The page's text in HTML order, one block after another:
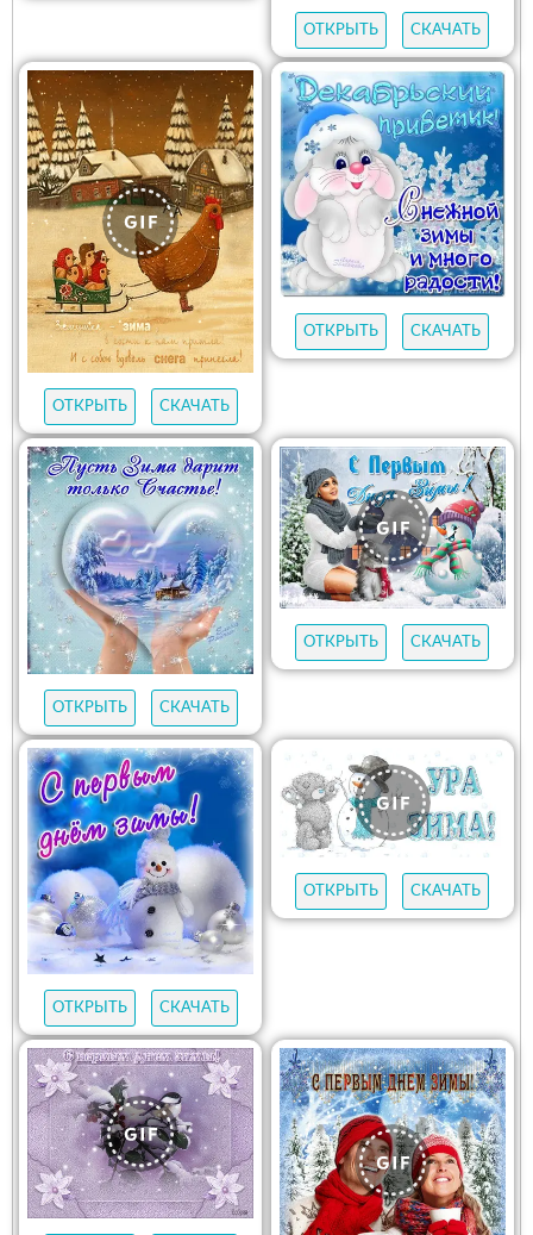
ОТКРЫТЬ СКАЧАТЬ
ОТКРЫТЬ СКАЧАТЬ
ОТКРЫТЬ СКАЧАТЬ
ОТКРЫТЬ СКАЧАТЬ
ОТКРЫТЬ СКАЧАТЬ
ОТКРЫТЬ СКАЧАТЬ
ОТКРЫТЬ СКАЧАТЬ